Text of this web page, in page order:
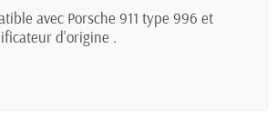
avec Porsche 911 type 996 et
d'origine .